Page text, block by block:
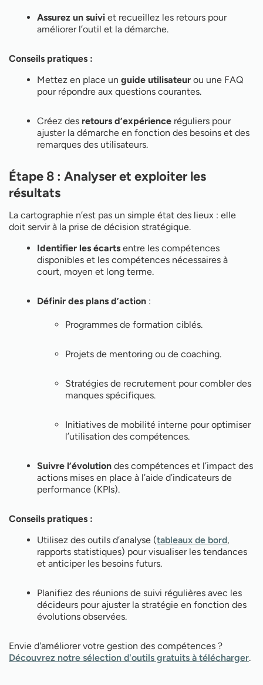
Assurez un suivi et recueillez les retours pour
améliorer l’outil et la démarche.
Conseils pratiques :
Mettez en place un guide utilisateur ou une FAQ
pour répondre aux questions courantes.
Créez des retours d’expérience réguliers pour
ajuster la démarche en fonction des besoins et des
remarques des utilisateurs.
Étape 8 : Analyser et exploiter les
résultats
La cartographie n’est pas un simple état des lieux : elle
doit servir à la prise de décision stratégique.
Identifier les écarts entre les compétences
disponibles et les compétences nécessaires à
court, moyen et long terme.
Définir des plans d’action :
Programmes de formation ciblés.
Projets de mentoring ou de coaching.
Stratégies de recrutement pour combler des
manques spécifiques.
Initiatives de mobilité interne pour optimiser
l’utilisation des compétences.
Suivre l’évolution des compétences et l’impact des
actions mises en place à l’aide d’indicateurs de
performance (KPIs).
Conseils pratiques :
Utilisez des outils d’analyse (tableaux de bord,
rapports statistiques) pour visualiser les tendances
et anticiper les besoins futurs.
Planifiez des réunions de suivi régulières avec les
décideurs pour ajuster la stratégie en fonction des
évolutions observées.
Envie d'améliorer votre gestion des compétences ?
Découvrez notre sélection d'outils gratuits à télécharger.